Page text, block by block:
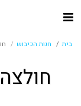
בית חנות הכיבוש